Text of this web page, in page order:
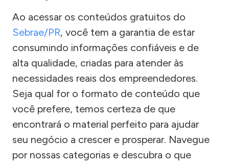
Ao acessar os conteúdos gratuitos do
Sebrae/PR, você tem a garantia de estar
consumindo informações confiáveis e de
alta qualidade, criadas para atender às
necessidades reais dos empreendedores.
Seja qual for o formato de conteúdo que
você prefere, temos certeza de que
encontrará o material perfeito para ajudar
seu negócio a crescer e prosperar. Navegue
por nossas categorias e descubra o que